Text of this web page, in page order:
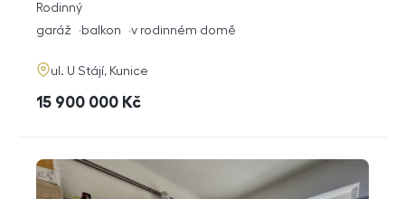
rozměry
dispozice
Rodinný
funkce
garáž balkon v rodinném domě
adresa
ul. U Stájí, Kunice
cena
15 900 000 Kč